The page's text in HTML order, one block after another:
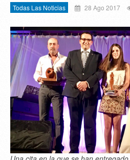
Todas Las Noticias 28 Ago 2017